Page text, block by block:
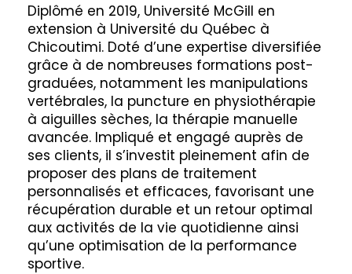
Diplômé en 2019, Université McGill en
extension à Université du Québec à
Chicoutimi. Doté d’une expertise diversifiée
grâce à de nombreuses formations post-
graduées, notamment les manipulations
vertébrales, la puncture en physiothérapie
à aiguilles sèches, la thérapie manuelle
avancée. Impliqué et engagé auprès de
ses clients, il s’investit pleinement afin de
proposer des plans de traitement
personnalisés et efficaces, favorisant une
récupération durable et un retour optimal
aux activités de la vie quotidienne ainsi
qu’une optimisation de la performance
sportive.